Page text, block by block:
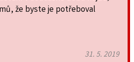
že byste je potřeboval
31. 5. 2019